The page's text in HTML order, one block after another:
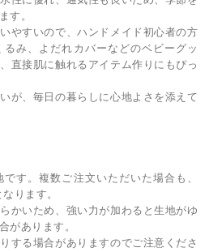
す。
やすいので、ハンドメイド初心者の方
み、よだれカバーなどのベビーグッ
直接肌に触れるアイテム作りにもぴっ
が、毎日の暮らしに心地よさを添えて
す。複数ご注文いただいた場合も、
ります。
かいため、強い力が加わると生地がゆ
があります。
する場合がありますのでご注意くださ